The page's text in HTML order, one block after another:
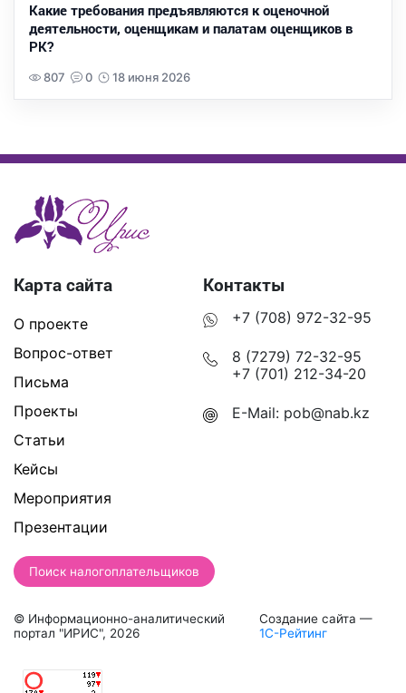
Какие требования предъявляются к оценочной
деятельности, оценщикам и палатам оценщиков в
РК?
807 0 18 июня 2026
Карта сайта
О проекте
Вопрос-ответ
Письма
Проекты
Статьи
Кейсы
Мероприятия
Презентации
Контакты
+7 (708) 972-32-95
8 (7279) 72-32-95
+7 (701) 212-34-20
E-Mail: pob@nab.kz
Поиск налогоплательщиков
© Информационно-аналитический
портал "ИРИС", 2026
Создание сайта —
1С-Рейтинг